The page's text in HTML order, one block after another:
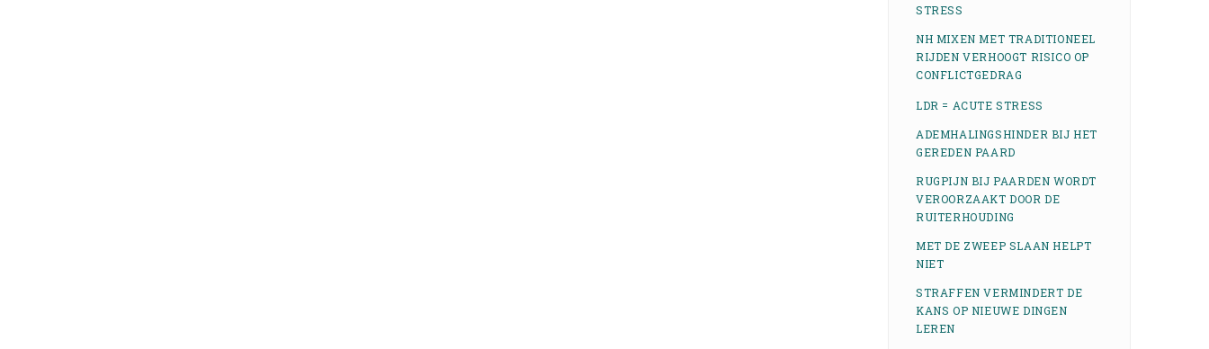
STRESS
NH MIXEN MET TRADITIONEEL
RIJDEN VERHOOGT RISICO OP
CONFLICTGEDRAG
LDR = ACUTE STRESS
ADEMHALINGSHINDER BIJ HET
GEREDEN PAARD
RUGPIJN BIJ PAARDEN WORDT
VEROORZAAKT DOOR DE
RUITERHOUDING
MET DE ZWEEP SLAAN HELPT
NIET
STRAFFEN VERMINDERT DE
KANS OP NIEUWE DINGEN
LEREN